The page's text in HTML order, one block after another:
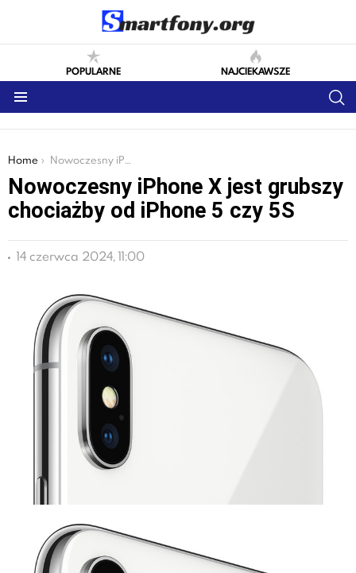
POPULARNE NAJCIEKAWSZE
You are here:
Home Nowoczesny iPhone X jest grubszy chociażby od iPhone 5 czy 5S
Nowoczesny iPhone X jest grubszy
chociażby od iPhone 5 czy 5S
14 czerwca 2024, 11:00